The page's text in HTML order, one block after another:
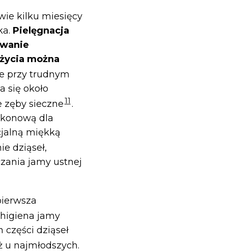
kilku miesięcy
Pielęgnacja
można
przy trudnym
się około
zęby sieczne11 .
dla
miękką
dziąseł,
jamy ustnej
jamy
dziąseł
najmłodszych.